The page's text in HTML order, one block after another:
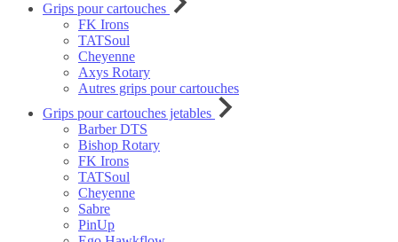
Grips pour cartouches
FK Irons
TATSoul
Cheyenne
Axys Rotary
Autres grips pour cartouches
Grips pour cartouches jetables
Barber DTS
Bishop Rotary
FK Irons
TATSoul
Cheyenne
Sabre
PinUp